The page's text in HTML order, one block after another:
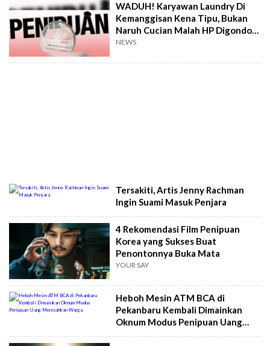
WADUH! Karyawan Laundry Di
Kemanggisan Kena Tipu, Bukan
Naruh Cucian Malah HP Digondol
Orang
NEWS
Tersakiti, Artis Jenny Rachman
Ingin Suami Masuk Penjara
4 Rekomendasi Film Penipuan
Korea yang Sukses Buat
Penontonnya Buka Mata
YOUR SAY
Heboh Mesin ATM BCA di
Pekanbaru Kembali Dimainkan
Oknum Modus Penipuan Uang
Meresahkan Warga